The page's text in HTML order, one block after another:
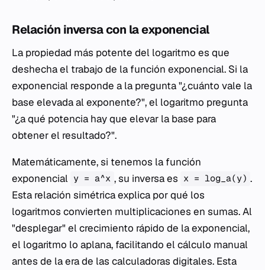
Relación inversa con la exponencial
La propiedad más potente del logaritmo es que
deshecha el trabajo de la función exponencial. Si la
exponencial responde a la pregunta "¿cuánto vale la
base elevada al exponente?", el logaritmo pregunta
"¿a qué potencia hay que elevar la base para
obtener el resultado?".
Matemáticamente, si tenemos la función
exponencial y = a^x , su inversa es x = log_a(y) .
Esta relación simétrica explica por qué los
logaritmos convierten multiplicaciones en sumas. Al
"desplegar" el crecimiento rápido de la exponencial,
el logaritmo lo aplana, facilitando el cálculo manual
antes de la era de las calculadoras digitales. Esta